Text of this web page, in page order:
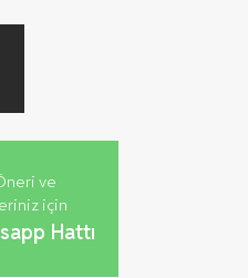
ve
için
Hattı